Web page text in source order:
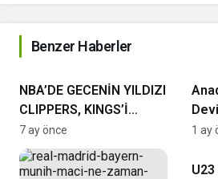
Benzer Haberler
NBA’DE GECENİN YILDIZI
CLIPPERS, KINGS’İ
SAHADAN SİLDİ
7 ay önce 1 ay